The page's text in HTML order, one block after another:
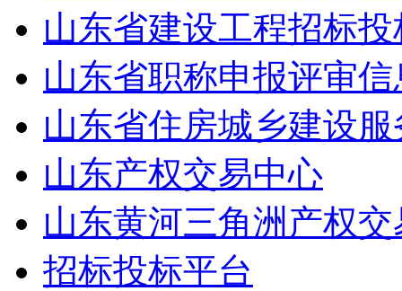
山东省建设工程招标
山东省职称申报评审
山东省住房城乡建设
山东产权交易中心
山东黄河三角洲产权
招标投标平台